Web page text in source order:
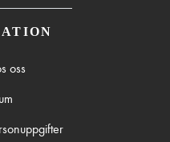
oss